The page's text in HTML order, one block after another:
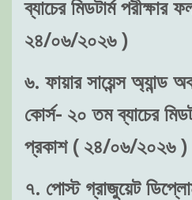
ব্যাচের মিডটার্ম
২৪/০৬/২০২৬ )
৬. ফায়ার সায়েন্স অ্যান্ড
কোর্স- ২০ তম ব্যাচের
প্রকাশ ( ২৪/০৬/২০২৬ )
৭. পোস্ট গ্রাজুয়েট